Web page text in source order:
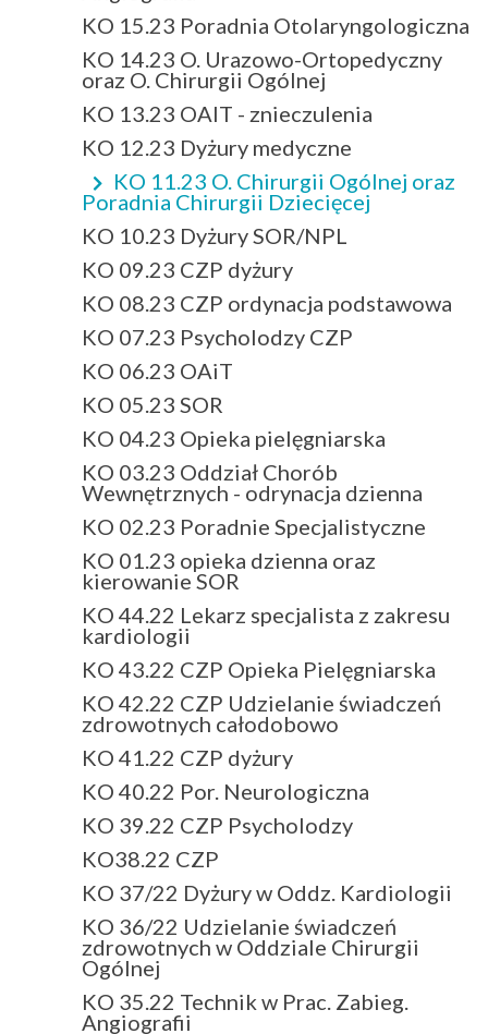
KO 15.23 Poradnia Otolaryngologiczna
KO 14.23 O. Urazowo-Ortopedyczny
oraz O. Chirurgii Ogólnej
KO 13.23 OAIT - znieczulenia
KO 12.23 Dyżury medyczne
KO 11.23 O. Chirurgii Ogólnej oraz
Poradnia Chirurgii Dziecięcej
KO 10.23 Dyżury SOR/NPL
KO 09.23 CZP dyżury
KO 08.23 CZP ordynacja podstawowa
KO 07.23 Psycholodzy CZP
KO 06.23 OAiT
KO 05.23 SOR
KO 04.23 Opieka pielęgniarska
KO 03.23 Oddział Chorób
Wewnętrznych - odrynacja dzienna
KO 02.23 Poradnie Specjalistyczne
KO 01.23 opieka dzienna oraz
kierowanie SOR
KO 44.22 Lekarz specjalista z zakresu
kardiologii
KO 43.22 CZP Opieka Pielęgniarska
KO 42.22 CZP Udzielanie świadczeń
zdrowotnych całodobowo
KO 41.22 CZP dyżury
KO 40.22 Por. Neurologiczna
KO 39.22 CZP Psycholodzy
KO38.22 CZP
KO 37/22 Dyżury w Oddz. Kardiologii
KO 36/22 Udzielanie świadczeń
zdrowotnych w Oddziale Chirurgii
Ogólnej
KO 35.22 Technik w Prac. Zabieg.
Angiografii